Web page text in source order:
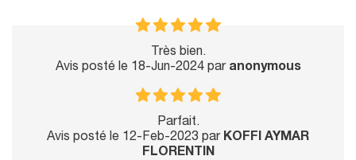
Très bien.
Avis posté le 18-Jun-2024 par anonymous
Parfait.
Avis posté le 12-Feb-2023 par KOFFI AYMAR
FLORENTIN